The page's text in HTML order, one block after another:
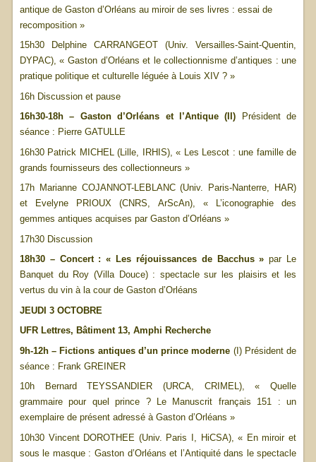
antique de Gaston d’Orléans au miroir de ses livres : essai de
recomposition »
15h30 Delphine CARRANGEOT (Univ. Versailles-Saint-Quentin,
DYPAC), « Gaston d’Orléans et le collectionnisme d’antiques : une
pratique politique et culturelle léguée à Louis XIV ? »
16h Discussion et pause
16h30-18h – Gaston d’Orléans et l’Antique (II) Président de
séance : Pierre GATULLE
16h30 Patrick MICHEL (Lille, IRHIS), « Les Lescot : une famille de
grands fournisseurs des collectionneurs »
17h Marianne COJANNOT-LEBLANC (Univ. Paris-Nanterre, HAR)
et Evelyne PRIOUX (CNRS, ArScAn), « L’iconographie des
gemmes antiques acquises par Gaston d’Orléans »
17h30 Discussion
18h30 – Concert : « Les réjouissances de Bacchus » par Le
Banquet du Roy (Villa Douce) : spectacle sur les plaisirs et les
vertus du vin à la cour de Gaston d’Orléans
JEUDI 3 OCTOBRE
UFR Lettres, Bâtiment 13, Amphi Recherche
9h-12h – Fictions antiques d’un prince moderne (I) Président de
séance : Frank GREINER
10h Bernard TEYSSANDIER (URCA, CRIMEL), « Quelle
grammaire pour quel prince ? Le Manuscrit français 151 : un
exemplaire de présent adressé à Gaston d’Orléans »
10h30 Vincent DOROTHEE (Univ. Paris I, HiCSA), « En miroir et
sous le masque : Gaston d’Orléans et l’Antiquité dans le spectacle